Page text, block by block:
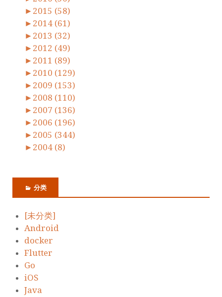
► 2015 (58)
► 2014 (61)
► 2013 (32)
► 2012 (49)
► 2011 (89)
► 2010 (129)
► 2009 (153)
► 2008 (110)
► 2007 (136)
► 2006 (196)
► 2005 (344)
► 2004 (8)
分类
[未分类]
Android
docker
Flutter
Go
iOS
Java